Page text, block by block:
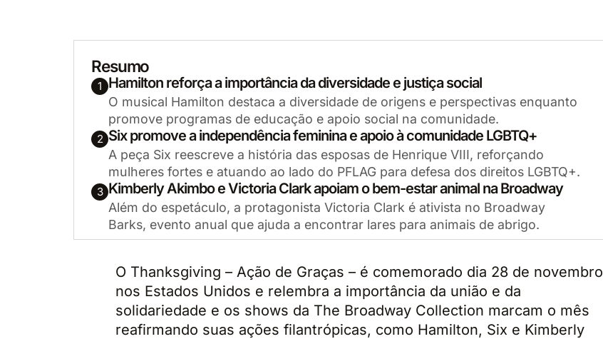
Resumo
1 Hamilton reforça a importância da diversidade e justiça social
O musical Hamilton destaca a diversidade de origens e perspectivas enquanto
promove programas de educação e apoio social na comunidade.
2 Six promove a independência feminina e apoio à comunidade LGBTQ+
A peça Six reescreve a história das esposas de Henrique VIII, reforçando
mulheres fortes e atuando ao lado do PFLAG para defesa dos direitos LGBTQ+.
3 Kimberly Akimbo e Victoria Clark apoiam o bem-estar animal na Broadway
Além do espetáculo, a protagonista Victoria Clark é ativista no Broadway
Barks, evento anual que ajuda a encontrar lares para animais de abrigo.
O Thanksgiving – Ação de Graças – é comemorado dia 28 de novembro
nos Estados Unidos e relembra a importância da união e da
solidariedade e os shows da The Broadway Collection marcam o mês
reafirmando suas ações filantrópicas, como Hamilton, Six e Kimberly